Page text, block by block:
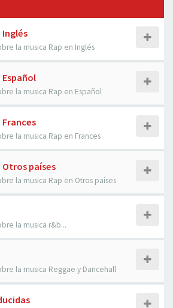
Inglés
la musica Rap en Inglés
Español
la musica Rap en Español
Frances
la musica Rap en Frances
Otros países
la musica Rap en Otros países
la musica r&b...
la musica Reggae y Dancehall